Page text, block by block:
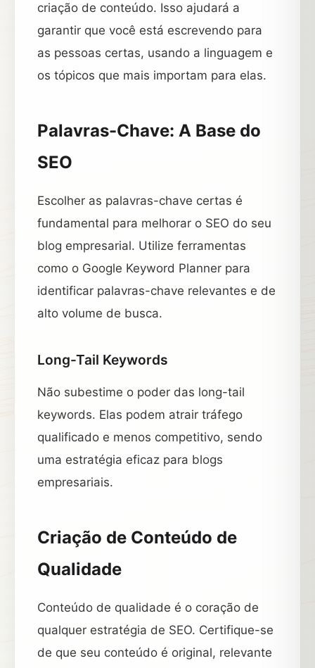
criação de conteúdo. Isso ajudará a
garantir que você está escrevendo para
as pessoas certas, usando a linguagem e
os tópicos que mais importam para elas.
Palavras-Chave: A Base do
SEO
Escolher as palavras-chave certas é
fundamental para melhorar o SEO do seu
blog empresarial. Utilize ferramentas
como o Google Keyword Planner para
identificar palavras-chave relevantes e de
alto volume de busca.
Long-Tail Keywords
Não subestime o poder das long-tail
keywords. Elas podem atrair tráfego
qualificado e menos competitivo, sendo
uma estratégia eficaz para blogs
empresariais.
Criação de Conteúdo de
Qualidade
Conteúdo de qualidade é o coração de
qualquer estratégia de SEO. Certifique-se
de que seu conteúdo é original, relevante